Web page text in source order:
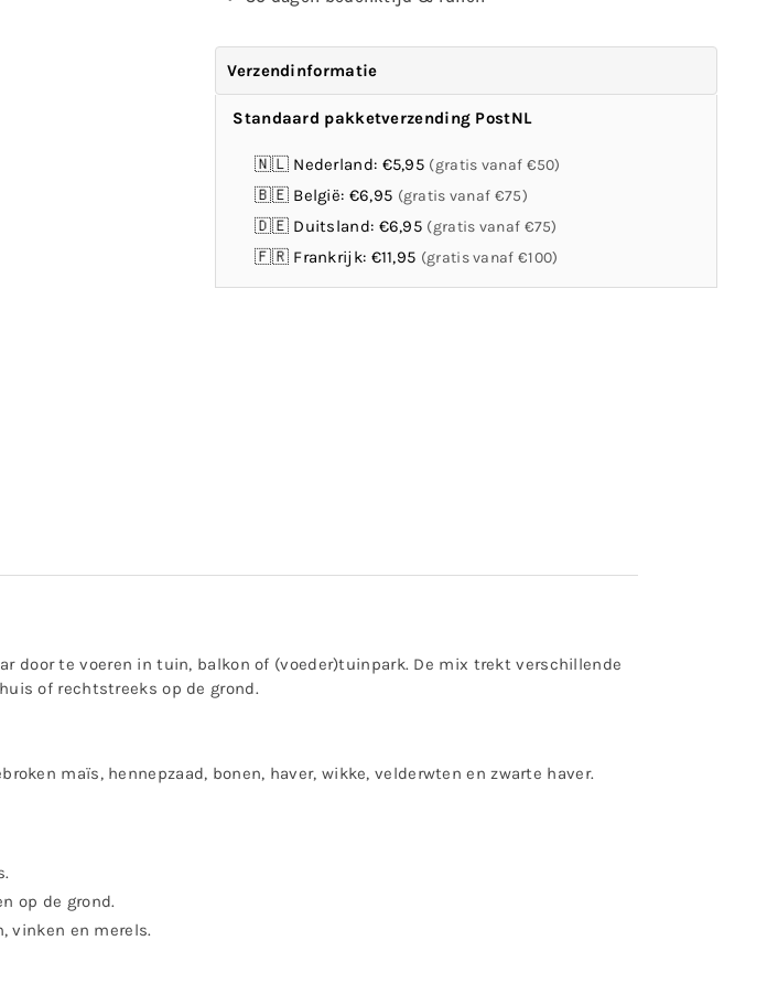
Verzendinformatie
Standaard pakketverzending PostNL
🇳🇱 Nederland: €5,95 (gratis vanaf €50)
🇧🇪 België: €6,95 (gratis vanaf €75)
🇩🇪 Duitsland: €6,95 (gratis vanaf €75)
🇫🇷 Frankrijk: €11,95 (gratis vanaf €100)
door te voeren in tuin, balkon of (voeder)tuinpark. De mix trekt verschillende
of rechtstreeks op de grond.
maïs, hennepzaad, bonen, haver, wikke, velderwten en zwarte haver.
op de grond.
vinken en merels.